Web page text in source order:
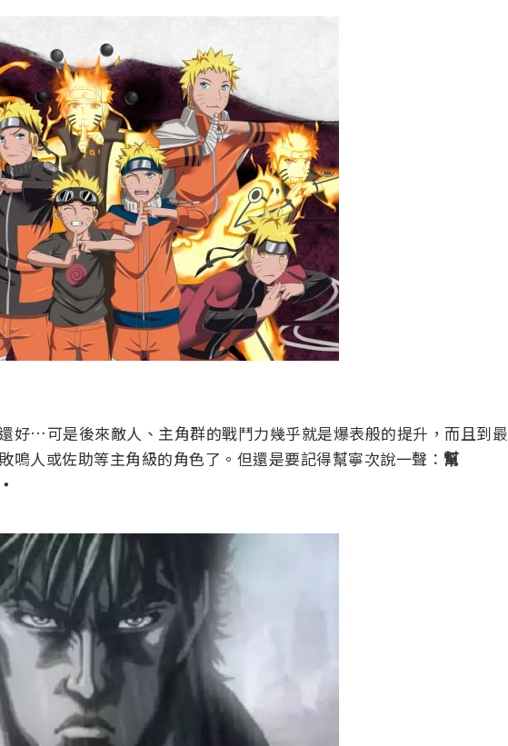
好…可是後來敵人、主角群的戰鬥力幾乎就是爆表般的提升，而且到最
鳴人或佐助等主角級的角色了。但還是要記得幫寧次說一聲： 幫
・